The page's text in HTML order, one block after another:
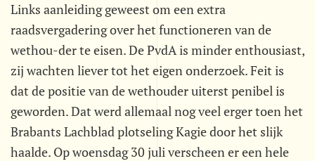
Links aanleiding geweest om een extra
raadsvergadering over het functioneren van de
wethou-der te eisen. De PvdA is minder enthousiast,
zij wachten liever tot het eigen onderzoek. Feit is
dat de positie van de wethouder uiterst penibel is
geworden. Dat werd allemaal nog veel erger toen het
Brabants Lachblad plotseling Kagie door het slijk
haalde. Op woensdag 30 juli verscheen er een hele